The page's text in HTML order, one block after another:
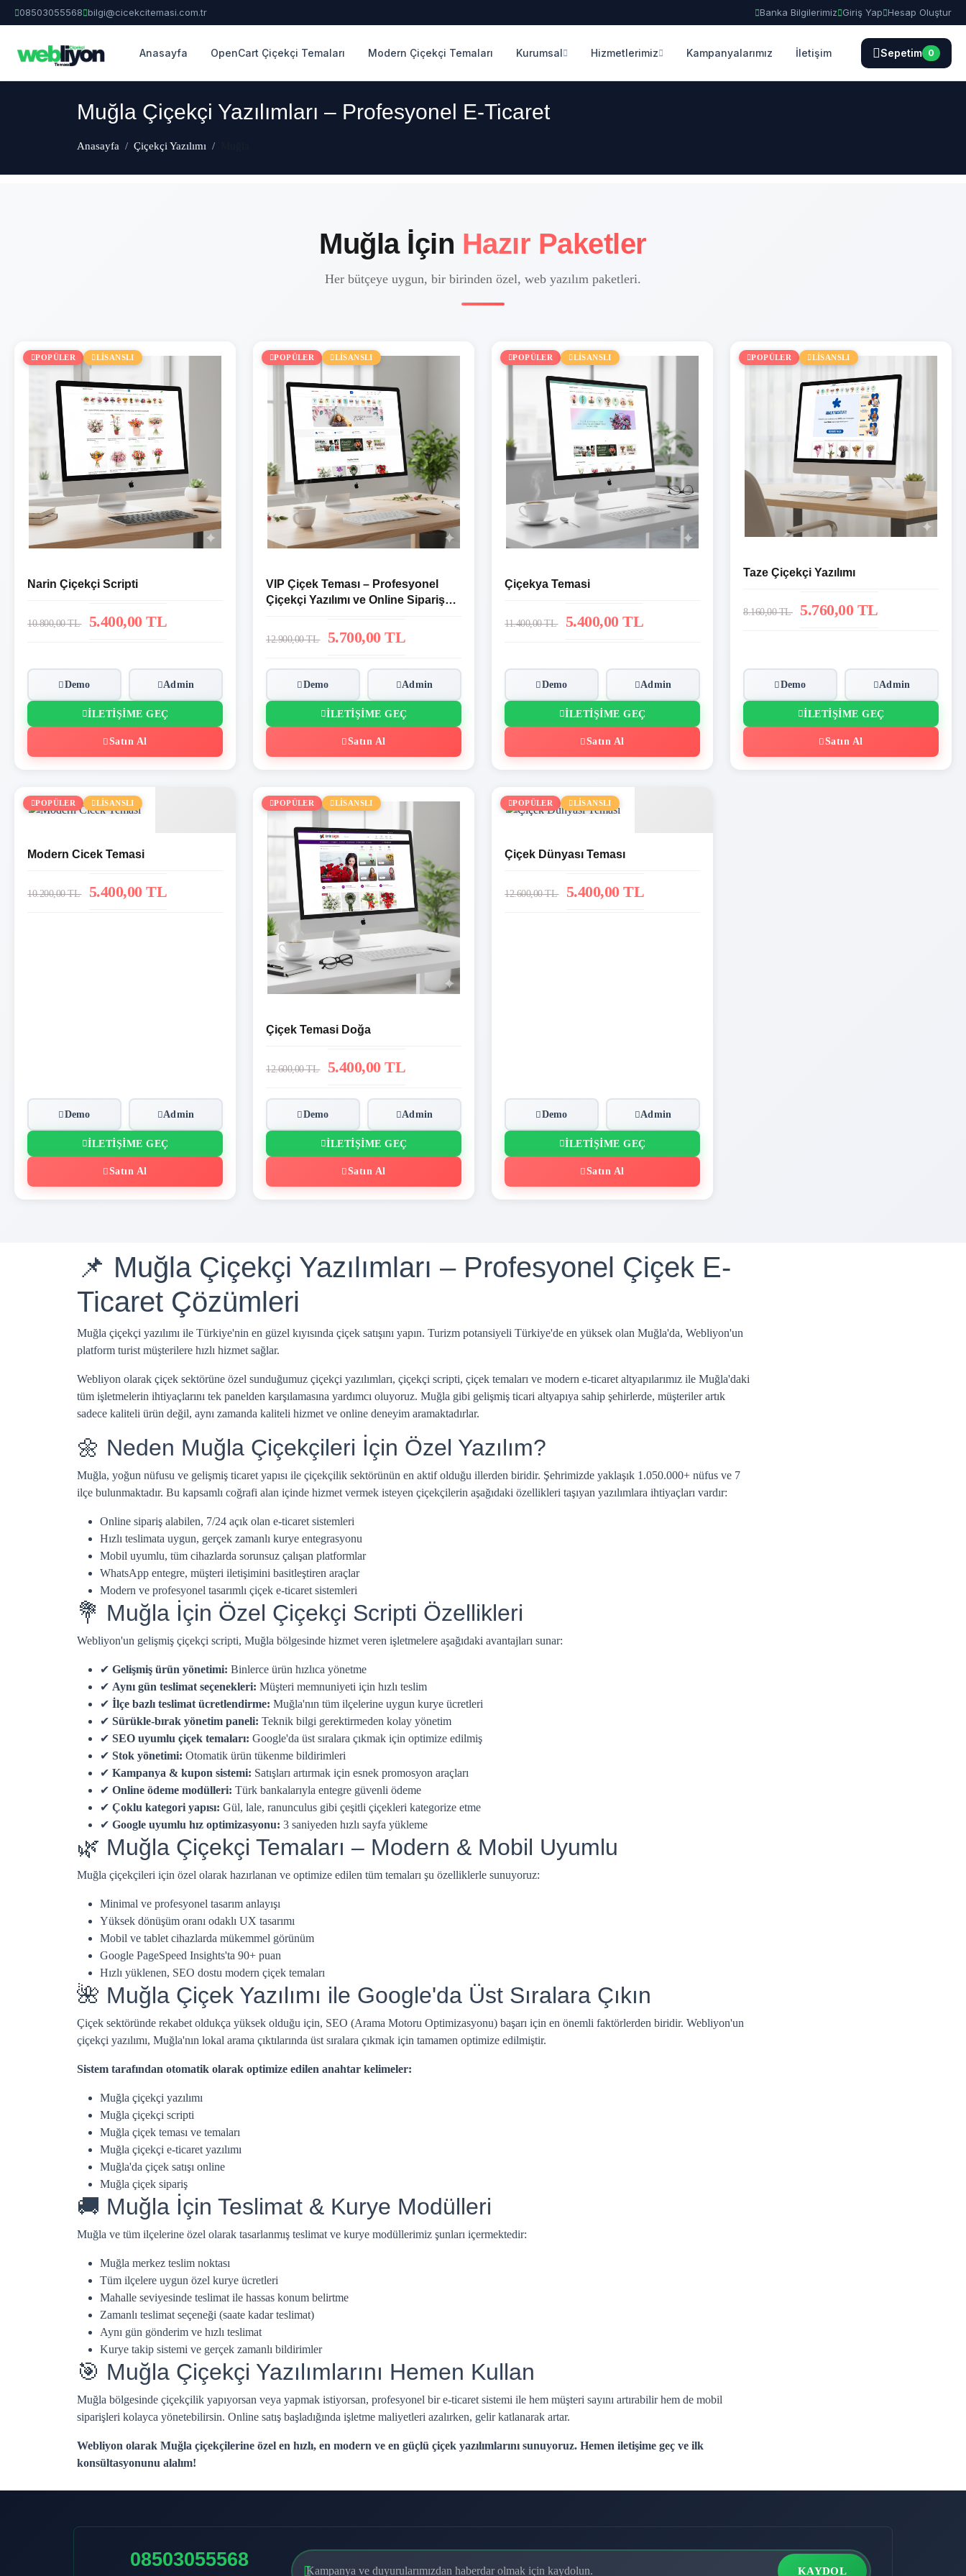
08503055568 bilgi@cicekcitemasi.com.tr Banka Bilgilerimiz Giriş Yap Hesap Oluştur
Anasayfa OpenCart Çiçekçi Temaları Modern Çiçekçi Temaları Kurumsal Hizmetlerimiz Kampanyalarımız İletişim Sepetim 0
Muğla Çiçekçi Yazılımları – Profesyonel E-Ticaret
Anasayfa Çiçekçi Yazılımı
Muğla İçin Hazır Paketler
Her bütçeye uygun, bir birinden özel, web yazılım paketleri.
POPÜLER LİSANSLI
Narin Çiçekçi Scripti
10.800,00 TL 5.400,00 TL
Demo Admin
İLETIŞIME GEÇ
Satın Al
POPÜLER LİSANSLI
VIP Çiçek Teması – Profesyonel
Çiçekçi Yazılımı ve Online Sipariş
12.900,00 TL 5.700,00 TL
Demo Admin
İLETIŞIME GEÇ
Satın Al
POPÜLER LİSANSLI
Çiçekya Temasi
11.400,00 TL 5.400,00 TL
Demo Admin
İLETIŞIME GEÇ
Satın Al
POPÜLER LİSANSLI
Taze Çiçekçi Yazılımı
8.160,00 TL 5.760,00 TL
Demo Admin
İLETIŞIME GEÇ
Satın Al
POPÜLER LİSANSLI
Modern Cicek Temasi
10.200,00 TL 5.400,00 TL
Demo Admin
İLETIŞIME GEÇ
Satın Al
POPÜLER LİSANSLI
Çiçek Temasi Doğa
12.600,00 TL 5.400,00 TL
Demo Admin
İLETIŞIME GEÇ
Satın Al
POPÜLER LİSANSLI
Çiçek Dünyası Teması
12.600,00 TL 5.400,00 TL
Demo Admin
İLETIŞIME GEÇ
Satın Al
📌 Muğla Çiçekçi Yazılımları – Profesyonel Çiçek E-
Ticaret Çözümleri
Muğla çiçekçi yazılımı ile Türkiye'nin en güzel kıyısında çiçek satışını yapın. Turizm potansiyeli Türkiye'de en yüksek olan Muğla'da, Webliyon'un
platform turist müşterilere hızlı hizmet sağlar.
Webliyon olarak çiçek sektörüne özel sunduğumuz çiçekçi yazılımları, çiçekçi scripti, çiçek temaları ve modern e-ticaret altyapılarımız ile Muğla'daki
tüm işletmelerin ihtiyaçlarını tek panelden karşılamasına yardımcı oluyoruz. Muğla gibi gelişmiş ticari altyapıya sahip şehirlerde, müşteriler artık
sadece kaliteli ürün değil, aynı zamanda kaliteli hizmet ve online deneyim aramaktadırlar.
🌼 Neden Muğla Çiçekçileri İçin Özel Yazılım?
Muğla, yoğun nüfusu ve gelişmiş ticaret yapısı ile çiçekçilik sektörünün en aktif olduğu illerden biridir. Şehrimizde yaklaşık 1.050.000+ nüfus ve 7
ilçe bulunmaktadır. Bu kapsamlı coğrafi alan içinde hizmet vermek isteyen çiçekçilerin aşağıdaki özellikleri taşıyan yazılımlara ihtiyaçları vardır:
Online sipariş alabilen, 7/24 açık olan e-ticaret sistemleri
Hızlı teslimata uygun, gerçek zamanlı kurye entegrasyonu
Mobil uyumlu, tüm cihazlarda sorunsuz çalışan platformlar
WhatsApp entegre, müşteri iletişimini basitleştiren araçlar
Modern ve profesyonel tasarımlı çiçek e-ticaret sistemleri
💐 Muğla İçin Özel Çiçekçi Scripti Özellikleri
Webliyon'un gelişmiş çiçekçi scripti, Muğla bölgesinde hizmet veren işletmelere aşağıdaki avantajları sunar:
✔ Gelişmiş ürün yönetimi: Binlerce ürün hızlıca yönetme
✔ Aynı gün teslimat seçenekleri: Müşteri memnuniyeti için hızlı teslim
✔ İlçe bazlı teslimat ücretlendirme: Muğla'nın tüm ilçelerine uygun kurye ücretleri
✔ Sürükle-bırak yönetim paneli: Teknik bilgi gerektirmeden kolay yönetim
✔ SEO uyumlu çiçek temaları: Google'da üst sıralara çıkmak için optimize edilmiş
✔ Stok yönetimi: Otomatik ürün tükenme bildirimleri
✔ Kampanya & kupon sistemi: Satışları artırmak için esnek promosyon araçları
✔ Online ödeme modülleri: Türk bankalarıyla entegre güvenli ödeme
✔ Çoklu kategori yapısı: Gül, lale, ranunculus gibi çeşitli çiçekleri kategorize etme
✔ Google uyumlu hız optimizasyonu: 3 saniyeden hızlı sayfa yükleme
🌿 Muğla Çiçekçi Temaları – Modern & Mobil Uyumlu
Muğla çiçekçileri için özel olarak hazırlanan ve optimize edilen tüm temaları şu özelliklerle sunuyoruz:
Minimal ve profesyonel tasarım anlayışı
Yüksek dönüşüm oranı odaklı UX tasarımı
Mobil ve tablet cihazlarda mükemmel görünüm
Google PageSpeed Insights'ta 90+ puan
Hızlı yüklenen, SEO dostu modern çiçek temaları
🌺 Muğla Çiçek Yazılımı ile Google'da Üst Sıralara Çıkın
Çiçek sektöründe rekabet oldukça yüksek olduğu için, SEO (Arama Motoru Optimizasyonu) başarı için en önemli faktörlerden biridir. Webliyon'un
çiçekçi yazılımı, Muğla'nın lokal arama çıktılarında üst sıralara çıkmak için tamamen optimize edilmiştir.
Sistem tarafından otomatik olarak optimize edilen anahtar kelimeler:
Muğla çiçekçi yazılımı
Muğla çiçekçi scripti
Muğla çiçek teması ve temaları
Muğla çiçekçi e-ticaret yazılımı
Muğla'da çiçek satışı online
Muğla çiçek sipariş
🚚 Muğla İçin Teslimat & Kurye Modülleri
Muğla ve tüm ilçelerine özel olarak tasarlanmış teslimat ve kurye modüllerimiz şunları içermektedir:
Muğla merkez teslim noktası
Tüm ilçelere uygun özel kurye ücretleri
Mahalle seviyesinde teslimat ile hassas konum belirtme
Zamanlı teslimat seçeneği (saate kadar teslimat)
Aynı gün gönderim ve hızlı teslimat
Kurye takip sistemi ve gerçek zamanlı bildirimler
🎯 Muğla Çiçekçi Yazılımlarını Hemen Kullan
Muğla bölgesinde çiçekçilik yapıyorsan veya yapmak istiyorsan, profesyonel bir e-ticaret sistemi ile hem müşteri sayını artırabilir hem de mobil
siparişleri kolayca yönetebilirsin. Online satış başladığında işletme maliyetleri azalırken, gelir katlanarak artar.
Webliyon olarak Muğla çiçekçilerine özel en hızlı, en modern ve en güçlü çiçek yazılımlarını sunuyoruz. Hemen iletişime geç ve ilk
konsültasyonunu alalım!
08503055568
KAYDOL